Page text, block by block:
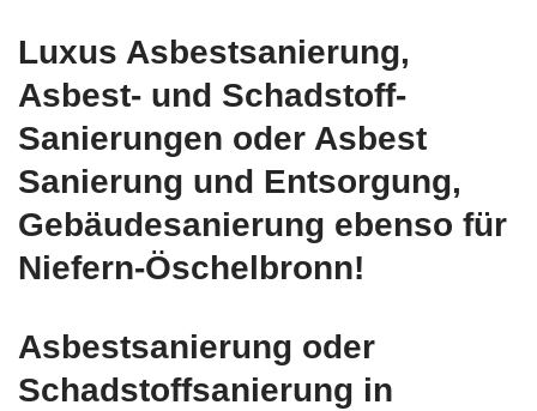
Luxus Asbestsanierung,
Asbest- und Schadstoff-
Sanierungen oder Asbest
Sanierung und Entsorgung,
Gebäudesanierung ebenso für
Niefern-Öschelbronn!
Asbestsanierung oder
Schadstoffsanierung in